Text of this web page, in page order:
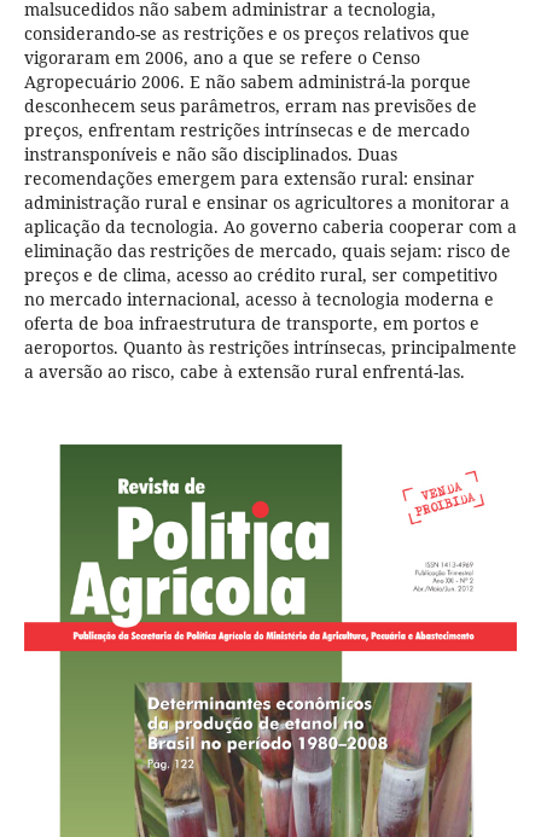
malsucedidos não sabem administrar a tecnologia,
considerando-se as restrições e os preços relativos que
vigoraram em 2006, ano a que se refere o Censo
Agropecuário 2006. E não sabem administrá-la porque
desconhecem seus parâmetros, erram nas previsões de
preços, enfrentam restrições intrínsecas e de mercado
instransponíveis e não são disciplinados. Duas
recomendações emergem para extensão rural: ensinar
administração rural e ensinar os agricultores a monitorar a
aplicação da tecnologia. Ao governo caberia cooperar com a
eliminação das restrições de mercado, quais sejam: risco de
preços e de clima, acesso ao crédito rural, ser competitivo
no mercado internacional, acesso à tecnologia moderna e
oferta de boa infraestrutura de transporte, em portos e
aeroportos. Quanto às restrições intrínsecas, principalmente
a aversão ao risco, cabe à extensão rural enfrentá-las.